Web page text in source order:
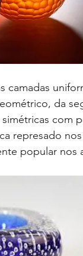
camadas
da
com
represado
popular nos